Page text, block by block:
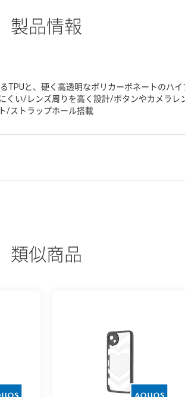
製品情報
TPUと、硬く高透明なポリカーボネートのハ
くい/レンズ周りを高く設計/ボタンやカメラ
/ストラップホール搭載
類似商品